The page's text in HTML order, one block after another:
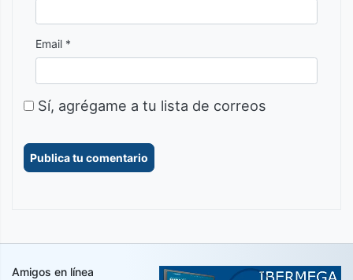
Email *
Sí, agrégame a tu lista de correos
Amigos en línea